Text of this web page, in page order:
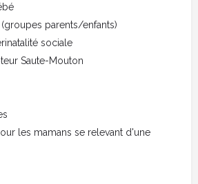
(groupes parents/enfants)
sociale
Saute-Mouton
les mamans se relevant d'une